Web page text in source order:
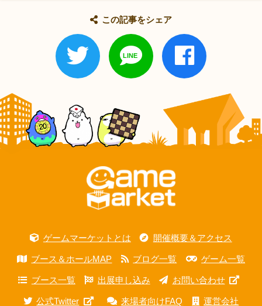
この記事をシェア
ゲームマーケットとは 開催概要＆アクセス
ブース＆ホールMAP ブログ一覧 ゲーム一覧
ブース一覧 出展申し込み お問い合わせ
公式Twitter 来場者向けFAQ 運営会社